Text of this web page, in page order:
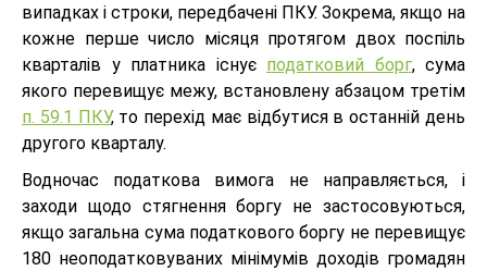
випадках і строки, передбачені ПКУ. Зокрема, якщо на
кожне перше число місяця протягом двох поспіль
кварталів у платника існує податковий борг, сума
якого перевищує межу, встановлену абзацом третім
п. 59.1 ПКУ, то перехід має відбутися в останній день
другого кварталу.
Водночас податкова вимога не направляється, і
заходи щодо стягнення боргу не застосовуються,
якщо загальна сума податкового боргу не перевищує
180 неоподатковуваних мінімумів доходів громадян